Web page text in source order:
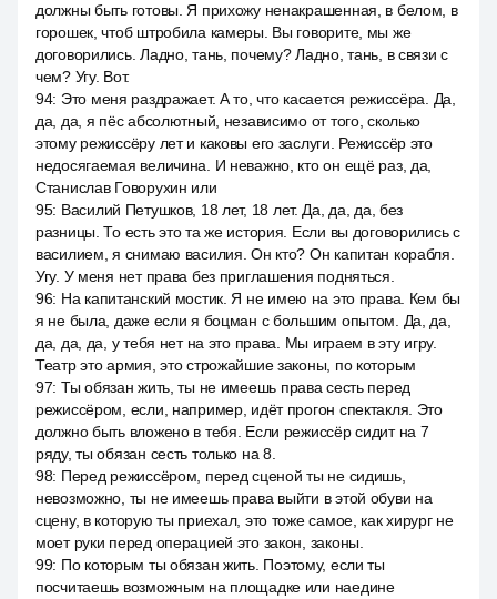
должны быть готовы. Я прихожу ненакрашенная, в белом, в
горошек, чтоб штробила камеры. Вы говорите, мы же
договорились. Ладно, тань, почему? Ладно, тань, в связи с
чем? Угу. Вот.
94: Это меня раздражает. А то, что касается режиссёра. Да,
да, да, я пёс абсолютный, независимо от того, сколько
этому режиссёру лет и каковы его заслуги. Режиссёр это
недосягаемая величина. И неважно, кто он ещё раз, да,
Станислав Говорухин или
95: Василий Петушков, 18 лет, 18 лет. Да, да, да, без
разницы. То есть это та же история. Если вы договорились с
василием, я снимаю василия. Он кто? Он капитан корабля.
Угу. У меня нет права без приглашения подняться.
96: На капитанский мостик. Я не имею на это права. Кем бы
я не была, даже если я боцман с большим опытом. Да, да,
да, да, да, у тебя нет на это права. Мы играем в эту игру.
Театр это армия, это строжайшие законы, по которым
97: Ты обязан жить, ты не имеешь права сесть перед
режиссёром, если, например, идёт прогон спектакля. Это
должно быть вложено в тебя. Если режиссёр сидит на 7
ряду, ты обязан сесть только на 8.
98: Перед режиссёром, перед сценой ты не сидишь,
невозможно, ты не имеешь права выйти в этой обуви на
сцену, в которую ты приехал, это тоже самое, как хирург не
моет руки перед операцией это закон, законы.
99: По которым ты обязан жить. Поэтому, если ты
посчитаешь возможным на площадке или наедине